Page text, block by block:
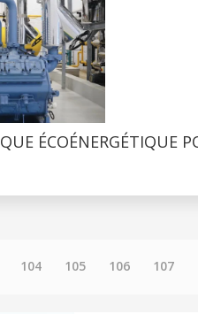
ÉCOÉNERGÉTIQUE
104 105 106 107